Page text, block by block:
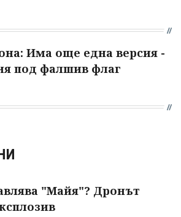
Има още една версия -
под фалшив флаг
"Майя"? Дронът